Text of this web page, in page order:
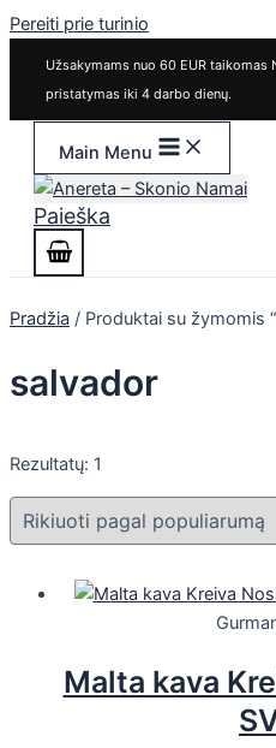
Pereiti prie turinio
Užsakymams nuo 60 EUR taikomas
pristatymas iki 4 darbo dienų.
Main Menu
Paieška
Pradžia / Produktai su žymomis
salvador
Rezultatų: 1
Malta kava